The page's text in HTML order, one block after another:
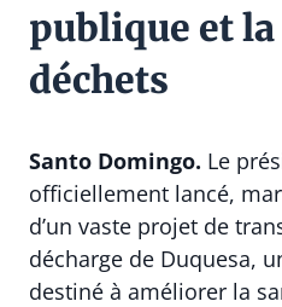
publique et
déchets
Santo Domingo. Le
officiellement lancé,
d’un vaste projet de
décharge de Duquesa,
destiné à améliorer la